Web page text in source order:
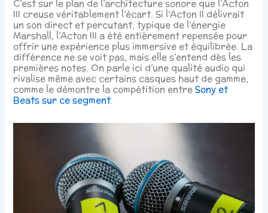
C’est sur le plan de l’architecture sonore que l’Acton
III creuse véritablement l’écart. Si l’Acton II délivrait
un son direct et percutant, typique de l’énergie
Marshall, l’Acton III a été entièrement repensée pour
offrir une expérience plus immersive et équilibrée. La
différence ne se voit pas, mais elle s’entend dès les
premières notes. On parle ici d’une qualité audio qui
rivalise même avec certains casques haut de gamme,
comme le démontre la compétition entreSony et
Beats sur ce segment.